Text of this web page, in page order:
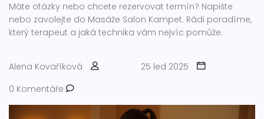
Máte otázky nebo chcete rezervovat termín? Napište
nebo zavolejte do Masáže Salon Kampet. Rádi poradíme,
který terapeut a jaká technika vám nejvíc pomůže.
Alena Kovaříková
25 led 2025
0 Komentáře